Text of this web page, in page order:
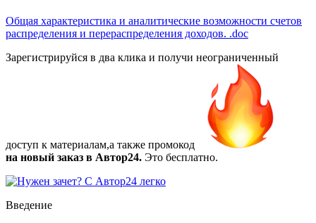
Общая характеристика и аналитические возможности счетов
распределения и перераспределения доходов. .doc
Зарегистрируйся в два клика и получи неограниченный
доступ к материалам,а также промокод
на новый заказ в Автор24. Это бесплатно.
Введение